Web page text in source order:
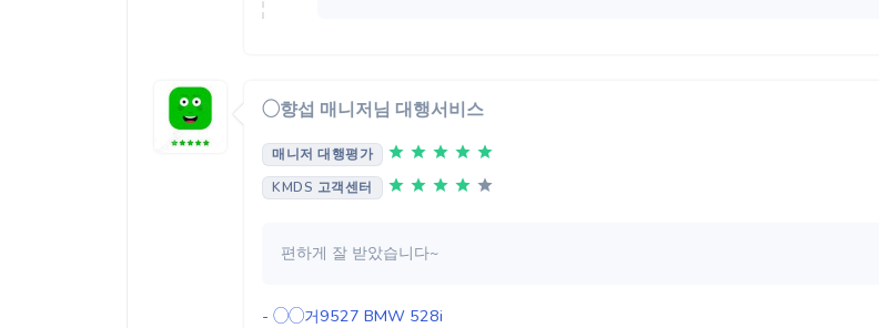
◯향섭 매니저님 대행서비스
매니저 대행평가
KMDS 고객센터
편하게 잘 받았습니다~
- ◯◯거9527 BMW 528i